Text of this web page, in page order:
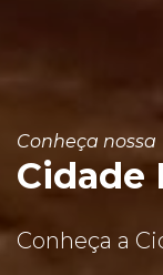
Conheça nossa
Cidade
Conheça a